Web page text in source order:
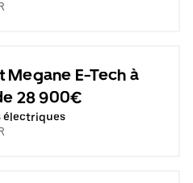
Megane E-Tech à
28 900€
électriques